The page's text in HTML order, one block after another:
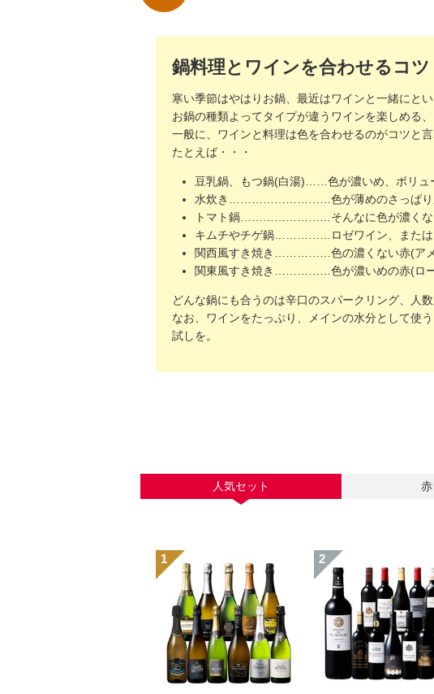
鍋料理とワインを合わせるコツ
寒い季節はやはりお鍋、最近はワインと一緒にとい
お鍋の種類よってタイプが違うワインを楽しめる
一般に、ワインと料理は色を合わせるのがコツと
たとえば・・・
豆乳鍋、もつ鍋(白湯)……色が濃いめ、ボリュ
水炊き………………………色が薄めのさっぱり系
トマト鍋……………………そんなに色が濃くな
キムチやチゲ鍋……………ロゼワイン、または
関西風すき焼き……………色の濃くない赤(アメ
関東風すき焼き……………色が濃いめの赤(ロー
どんな鍋にも合うのは辛口のスパークリング、人
なお、ワインをたっぷり、メインの水分として使
試しを。
人気セット